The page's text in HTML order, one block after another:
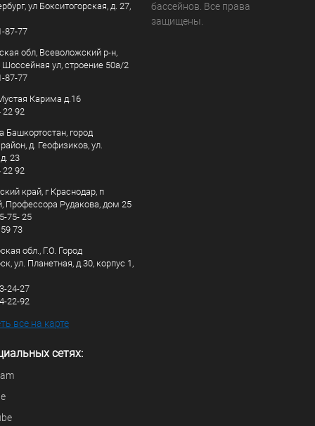
ул Бокситогорская, д. 27,
87-77
обл, Всеволожский р-н,
Шоссейная ул, строение 50а/2
87-77
Карима д.16
22 92
Башкортостан, город
д. Геофизиков, ул.
23
22 92
край, г Краснодар, п
Профессора Рудакова, дом 25
75- 25
73
обл., Г.О. Город
ул. Планетная, д.30, корпус 1,
24-27
22-92
все на карте
сетях:
бассейнов. Все права
защищены.